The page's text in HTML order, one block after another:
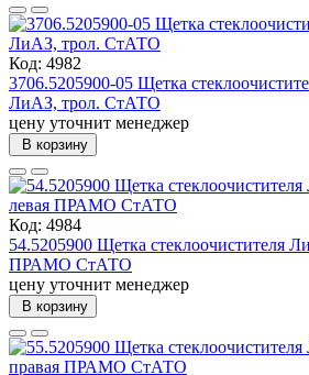
Код: 4982
3706.5205900-05 Щетка
ЛиАЗ, трол. СтАТО
цену уточнит менеджер
В корзину
Код: 4984
54.5205900 Щетка стеклоочистителя
ПРАМО СтАТО
цену уточнит менеджер
В корзину